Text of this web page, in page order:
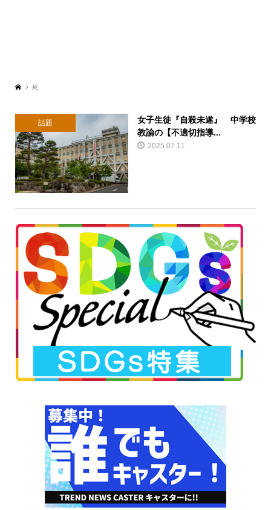
死
話題
女子生徒『自殺未遂』 中学校
教諭の【不適切指導...
2025.07.11